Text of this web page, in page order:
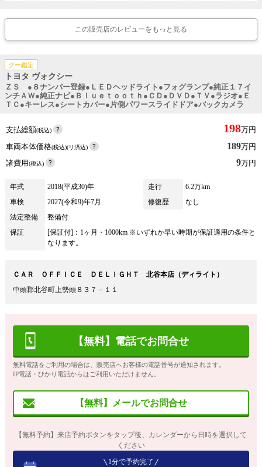
この販売店のレビューをもっと見る
グー鑑定
トヨタ ヴォクシー
ＺＳ ●８ナンバー登録●ＬＥＤヘッドライト●フォグランプ●純正１７イ
ンチＡＷ●純正ナビ●Ｂｌｕｅｔｏｏｔｈ●ＣＤ●ＤＶＤ●ＴＶ●ラジオ●Ｅ
ＴＣ●キーレス●シートカバー●片側パワースライドドア●バックカメラ
支払総額(税込) 198万円
車両本体価格(税込)(リ済込) 189万円
諸費用(税込) 9万円
年式 2018(平成30)年 走行
6.2万km
車検
2027(令和9)年7月 修復歴
なし
法定整備
整備付
保証
[保証付]：1ヶ月・1000km ※いずれか早い時期が保証適用の条件と
なります。
ＣＡＲ ＯＦＦＩＣＥ ＤＥＬＩＧＨＴ 北谷本店（ディライト）
中頭郡北谷町上勢頭８３７－１１
【無料】電話でお問合せ
無料電話をご利用の場合は、販売店へお客様の電話番号が通知されます。
IP電話・ひかり電話からはご利用いただけません。
【無料】メールでお問合せ
【無料予約】来店予約ボタンをタップ後、カレンダーから日時を選択して
ください
1分で予約完了